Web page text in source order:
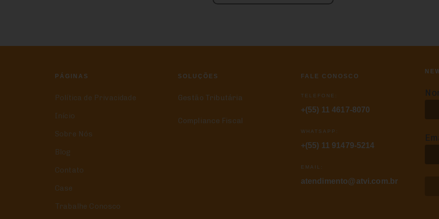
PÁGINAS
Política de Privacidade
Início
Sobre Nós
Blog
Contato
Case
Trabalhe Conosco
SOLUÇÕES
Gestão Tributária
Compliance Fiscal
FALE CONOSCO
TELEFONE:
+(55) 11 4617-8070
WHATSAPP:
+(55) 11 91479-5214
EMAIL:
atendimento@atvi.com.br